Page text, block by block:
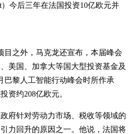
今后三年在法国投资10亿欧元并
目之外，马克龙还宣布，本届峰会
美国、加拿大等国大型投资基金及
巴黎人工智能行动峰会时所作承
资约208亿欧元。
府针对劳动力市场、税收等领域的
力回升的原因之一。他说，法国将